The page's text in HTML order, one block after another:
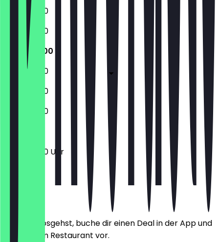
11:00 - 22:00
11:00 - 22:00
11:00 - 22:00
11:00 - 22:00
11:00 - 22:00
11:00 - 22:00
11:00 - 22:00 Uhr
Bevor du losgehst, buche dir einen Deal in der App und
zeige ihn im Restaurant vor.